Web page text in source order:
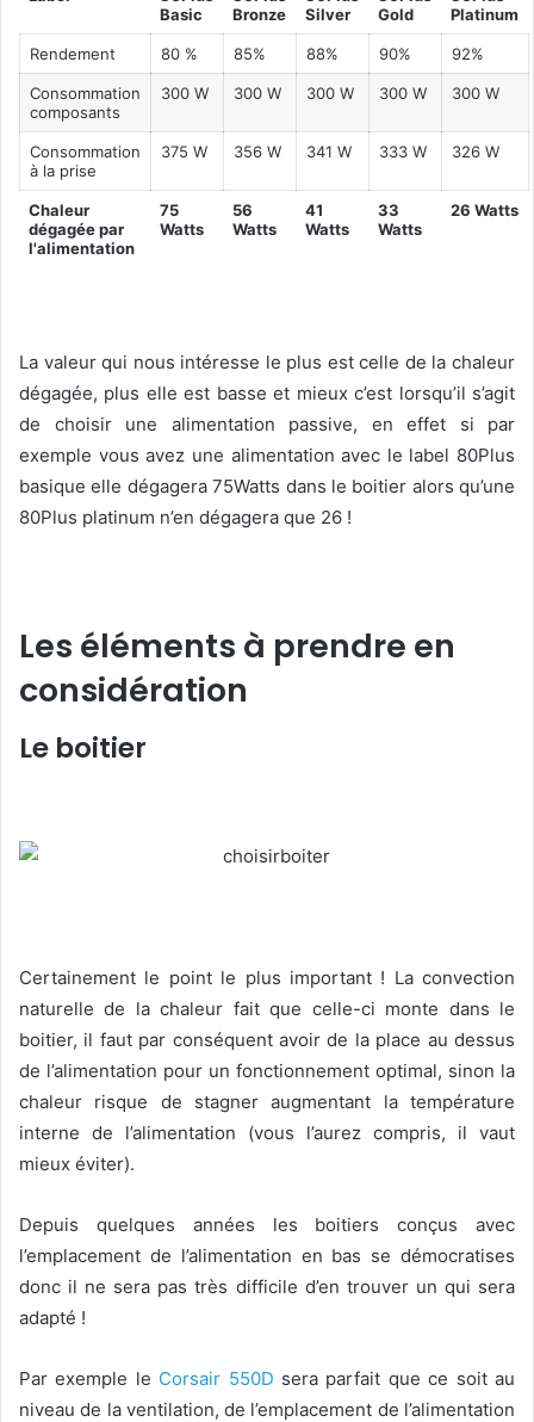
Basic
Bronze
Silver
Gold
Platinum
Rendement 80 % 85% 88% 90% 92%
Consommation
composants
300 W 300 W 300 W 300 W 300 W
Consommation
à la prise
375 W 356 W 341 W 333 W 326 W
Chaleur
dégagée par
l'alimentation
75
Watts
56
Watts
41
Watts
33
Watts
26 Watts
La valeur qui nous intéresse le plus est celle de la chaleur
dégagée, plus elle est basse et mieux c’est lorsqu’il s’agit
de choisir une alimentation passive, en effet si par
exemple vous avez une alimentation avec le label 80Plus
basique elle dégagera 75Watts dans le boitier alors qu’une
80Plus platinum n’en dégagera que 26 !
Les éléments à prendre en
considération
Le boitier
Certainement le point le plus important ! La convection
naturelle de la chaleur fait que celle-ci monte dans le
boitier, il faut par conséquent avoir de la place au dessus
de l’alimentation pour un fonctionnement optimal, sinon la
chaleur risque de stagner augmentant la température
interne de l’alimentation (vous l’aurez compris, il vaut
mieux éviter).
Depuis quelques années les boitiers conçus avec
l’emplacement de l’alimentation en bas se démocratises
donc il ne sera pas très difficile d’en trouver un qui sera
adapté !
Par exemple le Corsair 550D sera parfait que ce soit au
niveau de la ventilation, de l’emplacement de l’alimentation